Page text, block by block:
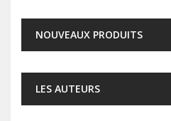
NOUVEAUX PRODUITS
LES AUTEURS